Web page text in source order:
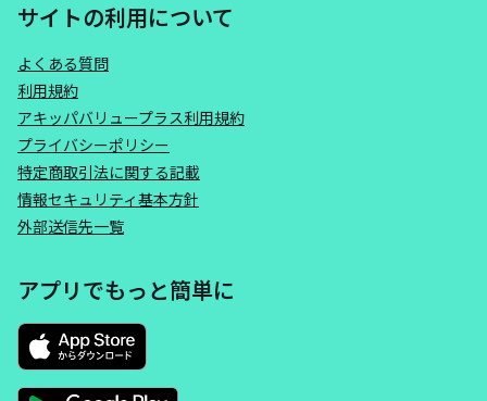
サイトの利用について
よくある質問
利用規約
アキッパバリュープラス利用規約
プライバシーポリシー
特定商取引法に関する記載
情報セキュリティ基本方針
外部送信先一覧
アプリでもっと簡単に